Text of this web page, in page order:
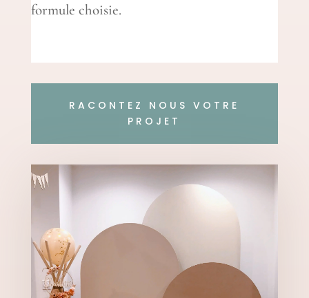
formule choisie.
RACONTEZ NOUS VOTRE
PROJET